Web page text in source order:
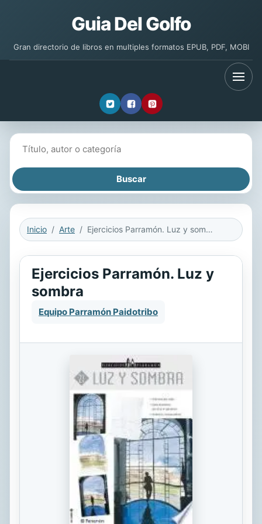
Guia Del Golfo
Gran directorio de libros en multiples formatos EPUB, PDF, MOBI
Inicio Arte Ejercicios Parramón. Luz y sombra
Ejercicios Parramón. Luz y
sombra
Equipo Parramón Paidotribo